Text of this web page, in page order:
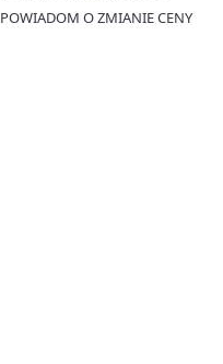
POWIADOM O ZMIANIE CENY